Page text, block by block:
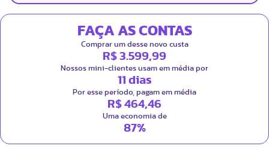
FAÇA AS CONTAS
Comprar um desse novo custa
R$ 3.599,99
Nossos mini-clientes usam em média por
11 dias
Por esse período, pagam em média
R$ 464,46
Uma economia de
87%